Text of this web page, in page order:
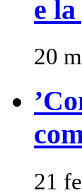
e
20
21